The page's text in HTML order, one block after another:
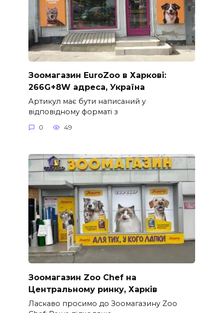
Зоомагазин EuroZoo в Харкові:
266G+8W адреса, Україна
Артикул має бути написаний у
відповідному форматі з
0 49
Зоомагазин Zoo Chef на
Центральному ринку, Харків
Ласкаво просимо до Зоомагазину Zoo